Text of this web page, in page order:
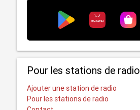
Pour les stations de radio
Ajouter une station de radio
Pour les stations de radio